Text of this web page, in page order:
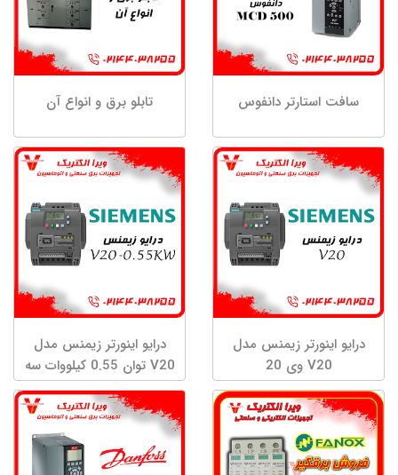
سافت استارتر دانفوس تابلو برق و انواع آن
درایو اینورتر زیمنس مدل
V20 وی 20
درایو اینورتر زیمنس مدل
V20 توان 0.55 کیلووات سه
فاز